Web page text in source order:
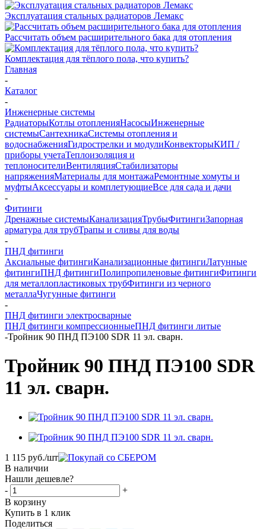
Эксплуатация стальных радиаторов Лемакс
Рассчитать объем расширительного бака для отопления
Комплектация для тёплого пола, что купить?
Главная
-
Каталог
-
Инженерные системы
РадиаторыКотлы отопленияНасосыИнженерные
системыСантехникаСистемы отопления и
водоснабженияГидрострелки и модулиКонвекторыКИП /
приборы учетаТеплоизоляция и
теплоносителиВентиляцияСтабилизаторы
напряженияМатериалы для монтажаРемонтные хомуты и
муфтыАксессуары и комплетующиеВсе для сада и дачи
-
Фитинги
Дренажные системыКанализацияТрубыФитингиЗапорная
арматура для трубТрапы и сливы для воды
-
ПНД фитинги
Аксиальные фитингиКанализационные фитингиЛатунные
фитингиПНД фитингиПолипропиленовые фитингиФитинги
для металлопластиковых трубФитинги из черного
металлаЧугунные фитинги
-
ПНД фитинги электросварные
ПНД фитинги компрессионныеПНД фитинги литые
-Тройник 90 ПНД ПЭ100 SDR 11 эл. сварн.
Тройник 90 ПНД ПЭ100 SDR
11 эл. сварн.
1 115 руб./шт
В наличии
Нашли дешевле?
-
+
В корзину
Купить в 1 клик
Поделиться